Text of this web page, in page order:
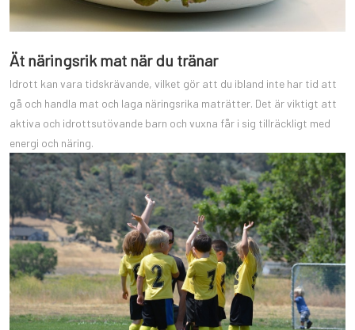
Ät näringsrik mat när du tränar
Idrott kan vara tidskrävande, vilket gör att du ibland inte har tid att
gå och handla mat och laga näringsrika maträtter. Det är viktigt att
aktiva och idrottsutövande barn och vuxna får i sig tillräckligt med
energi och näring.